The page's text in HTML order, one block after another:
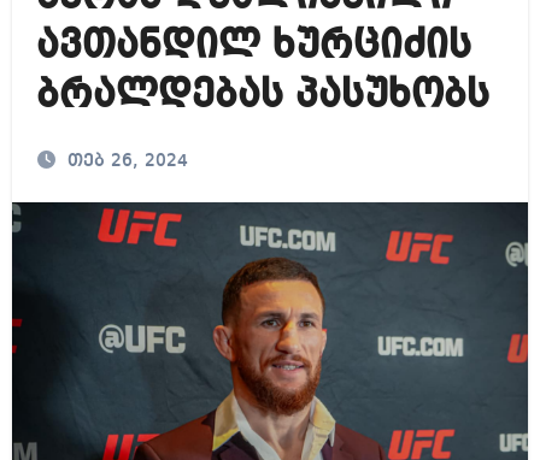
ავთანდილ ხურციძის
ბრალდებას პასუხობს
თებ 26, 2024